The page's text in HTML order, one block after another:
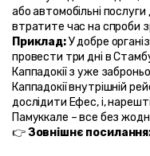
або автомобільні
втратите час на спроби
Приклад: У добре
провести три дні в
Каппадокії з уже
Каппадокії внутрішній
дослідити Ефес, і,
Памуккале – все без
👉 Зовнішнє